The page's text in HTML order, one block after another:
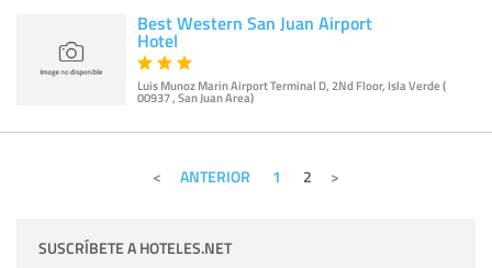
Best Western San Juan Airport
Hotel
Luis Munoz Marin Airport Terminal D, 2Nd Floor, Isla Verde (
00937 , San Juan Area)
ANTERIOR 1 2
SUSCRÍBETE A HOTELES.NET